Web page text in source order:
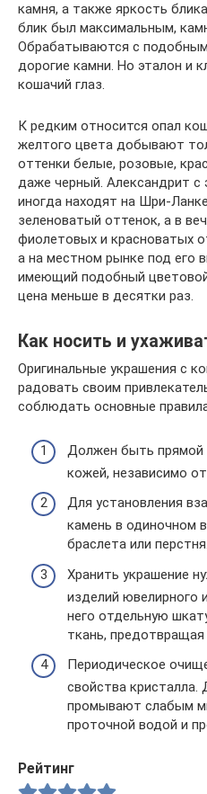
камня, а также яркость
блик был максимальным,
Обрабатываются с
дорогие камни. Но эталон и
кошачий глаз.
К редким относится опал
желтого цвета добывают
оттенки белые, розовые,
даже черный. Александрит
иногда находят на Шри-
зеленоватый оттенок, а в
фиолетовых и красноватых
а на местном рынке под его
имеющий подобный цветовой
цена меньше в десятки раз.
Как носить и
Оригинальные украшения с
радовать своим
соблюдать основные
Должен быть прямой
кожей, независимо
Для установления
камень в одиночном
браслета или перстня.
Хранить украшение
изделий ювелирного
него отдельную
ткань, предотвращая
Периодическое
свойства кристалла.
промывают слабым
проточной водой и
Рейтинг